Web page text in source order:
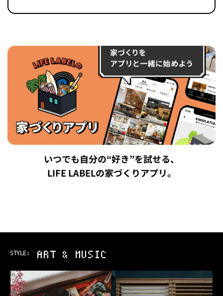
いつでも自分の“好き”を試せる、
LIFE LABELの家づくりアプリ。
STYLE: ART & MUSIC